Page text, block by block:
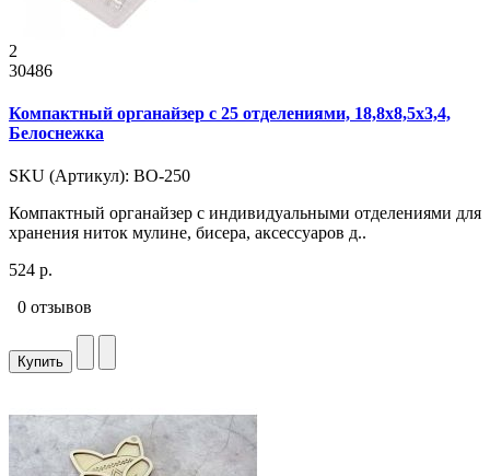
2
30486
Компактный органайзер с 25 отделениями, 18,8x8,5x3,4,
Белоснежка
SKU (Артикул): ВО-250
Компактный органайзер с индивидуальными отделениями для
хранения ниток мулине, бисера, аксессуаров д..
524 р.
0 отзывов
Купить